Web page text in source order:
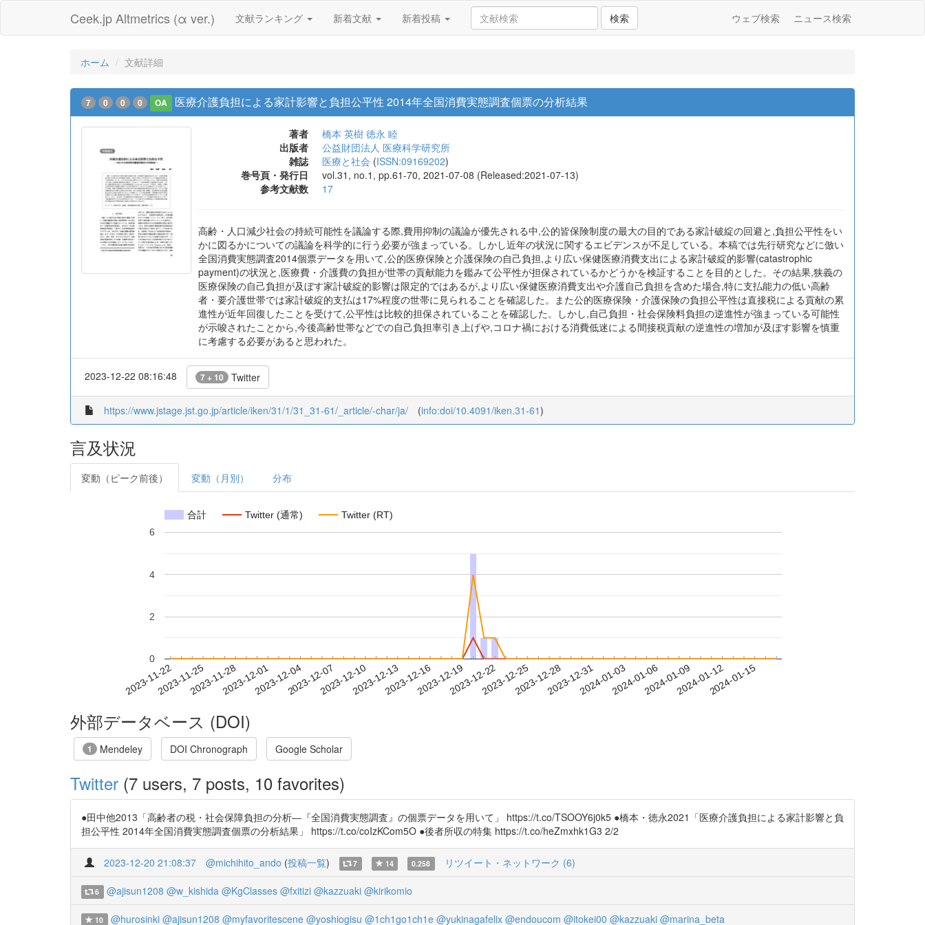
Ceek.jp Altmetrics (α ver.) 文献ランキング 新着文献 新着投稿 検索 ウェブ検索 ニュース検索
ホーム 文献詳細
7 0 0 0 OA 医療介護負担による家計影響と負担公平性 2014年全国消費実態調査個票の分析結果
著者 橋本 英樹 徳永 睦
出版者
公益財団法人 医療科学研究所
雑誌
医療と社会 (ISSN:09169202)
巻号頁・発行日
vol.31, no.1, pp.61-70, 2021-07-08 (Released:2021-07-13)
参考文献数
17
高齢・人口減少社会の持続可能性を議論する際,費用抑制の議論が優先される中,公的皆保険制度の最大の目的である家計破綻の回避と,負担公平性をい
かに図るかについての議論を科学的に行う必要が強まっている。しかし近年の状況に関するエビデンスが不足している。本稿では先行研究などに倣い
全国消費実態調査2014個票データを用いて,公的医療保険と介護保険の自己負担,より広い保健医療消費支出による家計破綻的影響(catastrophic
payment)の状況と,医療費・介護費の負担が世帯の貢献能力を鑑みて公平性が担保されているかどうかを検証することを目的とした。その結果,狭義の
医療保険の自己負担が及ぼす家計破綻的影響は限定的ではあるが,より広い保健医療消費支出や介護自己負担を含めた場合,特に支払能力の低い高齢
者・要介護世帯では家計破綻的支払は17%程度の世帯に見られることを確認した。また公的医療保険・介護保険の負担公平性は直接税による貢献の累
進性が近年回復したことを受けて,公平性は比較的担保されていることを確認した。しかし,自己負担・社会保険料負担の逆進性が強まっている可能性
が示唆されたことから,今後高齢世帯などでの自己負担率引き上げや,コロナ禍における消費低迷による間接税貢献の逆進性の増加が及ぼす影響を慎重
に考慮する必要があると思われた。
2023-12-22 08:16:48 7 + 10 Twitter
https://www.jstage.jst.go.jp/article/iken/31/1/31_31-61/_article/-char/ja/ (info:doi/10.4091/iken.31-61)
言及状況
変動（ピーク前後） 変動（月別） 分布
合計 Twitter (通常) Twitter (RT)
2023-11-222023-11-252023-11-282023-12-012023-12-042023-12-072023-12-102023-12-132023-12-162023-12-192023-12-222023-12-252023-12-282023-12-312024-01-032024-01-062024-01-092024-01-122024-01-15
0
2
4
6
外部データベース (DOI)
1 Mendeley DOI Chronograph Google Scholar
Twitter (7 users, 7 posts, 10 favorites)
●田中他2013「高齢者の税・社会保障負担の分析―『全国消費実態調査』の個票データを用いて」 https://t.co/TSOOY6j0k5 ●橋本・徳永2021「医療介護負担による家計影響と負
担公平性 2014年全国消費実態調査個票の分析結果」 https://t.co/coIzKCom5O ●後者所収の特集 https://t.co/heZmxhk1G3 2/2
2023-12-20 21:08:37 @michihito_ando (投稿一覧) 7 14 0.258 リツイート・ネットワーク (6)
6 @ajisun1208 @w_kishida @KgClasses @fxitizi @kazzuaki @kirikomio
10 @hurosinki @ajisun1208 @myfavoritescene @yoshiogisu @1ch1go1ch1e @yukinagafelix @endoucom @itokei00 @kazzuaki @marina_beta